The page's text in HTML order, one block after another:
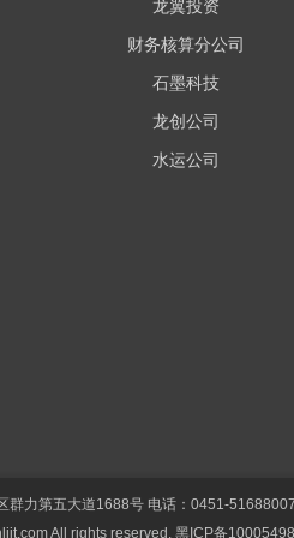
龙翼投资
财务核算分公司
石墨科技
龙创公司
水运公司
群力第五大道1688号 电话：0451-
All rights reserved. 黑ICP备